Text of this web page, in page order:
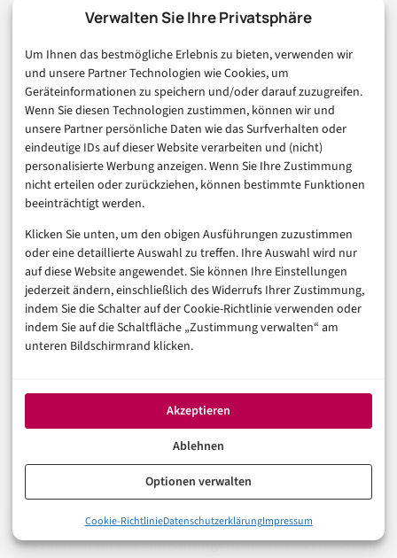
Verwalten Sie Ihre Privatsphäre
Um Ihnen das bestmögliche Erlebnis zu bieten, verwenden wir
und unsere Partner Technologien wie Cookies, um
Geräteinformationen zu speichern und/oder darauf zuzugreifen.
Wenn Sie diesen Technologien zustimmen, können wir und
unsere Partner persönliche Daten wie das Surfverhalten oder
eindeutige IDs auf dieser Website verarbeiten und (nicht)
personalisierte Werbung anzeigen. Wenn Sie Ihre Zustimmung
nicht erteilen oder zurückziehen, können bestimmte Funktionen
beeinträchtigt werden.
Klicken Sie unten, um den obigen Ausführungen zuzustimmen
oder eine detaillierte Auswahl zu treffen. Ihre Auswahl wird nur
auf diese Website angewendet. Sie können Ihre Einstellungen
jederzeit ändern, einschließlich des Widerrufs Ihrer Zustimmung,
indem Sie die Schalter auf der Cookie-Richtlinie verwenden oder
indem Sie auf die Schaltfläche „Zustimmung verwalten“ am
unteren Bildschirmrand klicken.
Akzeptieren
Ablehnen
Optionen verwalten
Cookie-RichtlinieDatenschutzerklärungImpressum
abgewehrter Angriffe kein Argument gegen Prävention,
Gegenargument kann daher nicht Entwarnung sein,
sondern nur: differenzierter hinsehen und gezielter
investieren.
Was bleibt – und wer
handelt?
Ransomware im Gesundheitssektor ist kein neues
Problem. Es ist ein bekanntes, dokumentiertes,
analysiertes Problem. Seit dem Düsseldorfer Vorfall
sie hat sich verschärft. Die Angriffe sind professioneller
geworden. Die Folgen für Patienten sind realer
geworden. Die regulatorischen Anforderungen durch
NIS-2 sind gestiegen.
Was fehlt, ist der dritte Teil der Gleichung: ausreichend
Ressourcen für die Einrichtungen, die schützen sollen,
Was passiert ist – und warum es kein Ausreißer ist